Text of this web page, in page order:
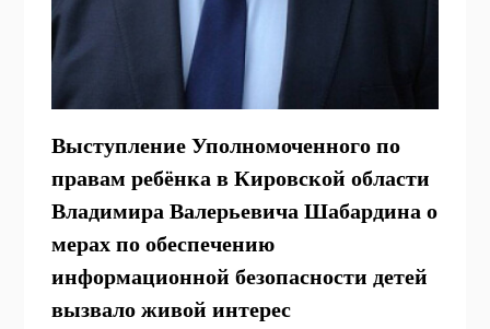
Выступление Уполномоченного по
правам ребёнка в Кировской области
Владимира Валерьевича Шабардина о
мерах по обеспечению
информационной безопасности детей
вызвало живой интерес